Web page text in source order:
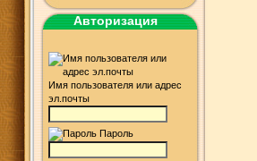
Авторизация
Имя пользователя или адрес
эл.почты
Пароль